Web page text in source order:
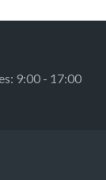
9:00 - 17:00